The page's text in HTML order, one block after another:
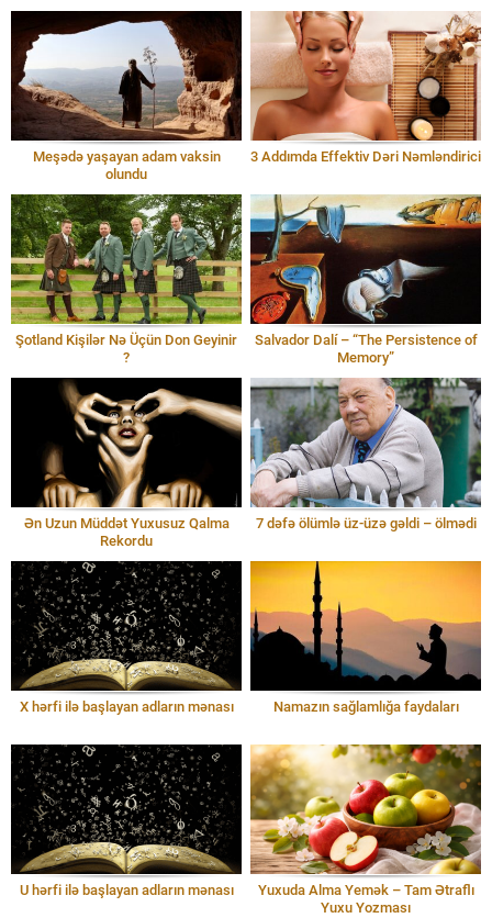
Meşədə yaşayan adam vaksin
olundu
3 Addımda Effektiv Dəri Nəmləndirici
Şotland Kişilər Nə Üçün Don Geyinir
?
Salvador Dalí – “The Persistence of
Memory”
Ən Uzun Müddət Yuxusuz Qalma
Rekordu
7 dəfə ölümlə üz-üzə gəldi – ölmədi
X hərfi ilə başlayan adların mənası Namazın sağlamlığa faydaları
U hərfi ilə başlayan adların mənası
Yuxuda Alma Yemək – Tam Ətraflı
Yuxu Yozması